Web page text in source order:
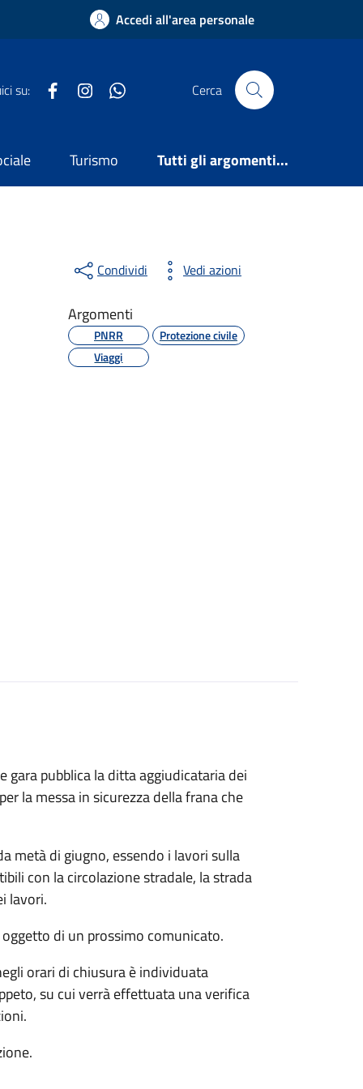
Accedi all'area personale
su: FacebookInstagram Cerca
Turismo Tutti gli argomenti...
Condividi Vedi azioni
Argomenti
PNRR
Protezione civile
Viaggi
gara pubblica la ditta aggiudicataria dei
la messa in sicurezza della frana che
metà di giugno, essendo i lavori sulla
con la circolazione stradale, la strada
lavori.
di un prossimo comunicato.
orari di chiusura è individuata
su cui verrà effettuata una verifica